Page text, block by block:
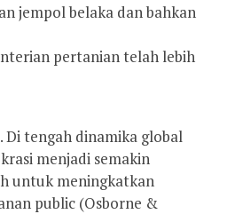
jempol belaka dan bahkan
pertanian telah lebih
tengah dinamika global
menjadi semakin
untuk meningkatkan
public (Osborne &